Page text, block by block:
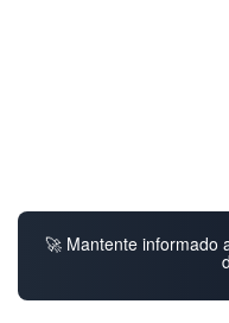
🚀 Mantente informado